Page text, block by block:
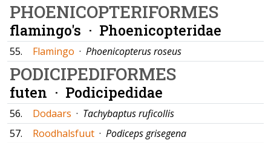
PHOENICOPTERIFORMES
flamingo's · Phoenicopteridae
55. Flamingo · Phoenicopterus roseus
PODICIPEDIFORMES
futen · Podicipedidae
56. Dodaars · Tachybaptus ruficollis
57.
Roodhalsfuut · Podiceps grisegena